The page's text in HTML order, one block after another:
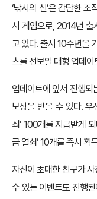
‘낚시의 신’은 간단한
시 게임으로, 2014년 출
고 있다. 출시 10주년을
츠를 선보일 대형 업데
업데이트에 앞서 진행되
보상을 받을 수 있다. 우
쇠’ 100개를 지급받게
금 열쇠’ 10개를 즉시 획
자신이 초대한 친구가
수 있는 이벤트도 진행